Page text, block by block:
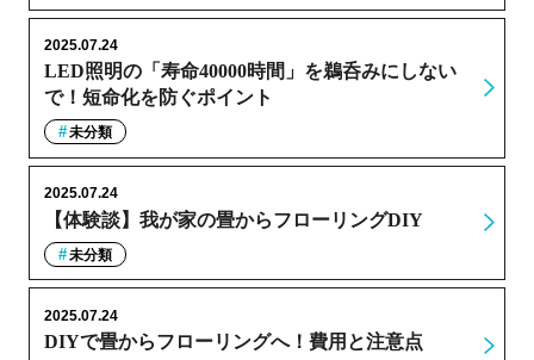
LED照明の「寿命40000時間」を鵜呑みにしない
で！短命化を防ぐポイント
2025.07.24
未分類
【体験談】我が家の畳からフローリングDIY
2025.07.24
未分類
DIYで畳からフローリングへ！費用と注意点
2025.07.24